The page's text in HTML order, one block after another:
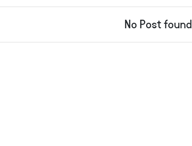
No Post found